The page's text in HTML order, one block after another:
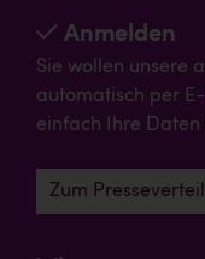
Anmelden
Sie wollen unsere
automatisch per
einfach Ihre Daten
Zum